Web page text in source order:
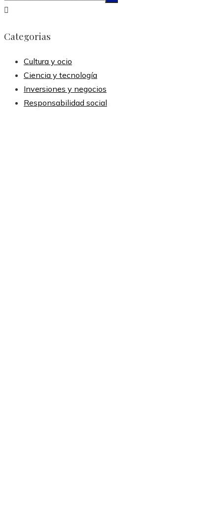
Categorias
Cultura y ocio
Ciencia y tecnología
Inversiones y negocios
Responsabilidad social